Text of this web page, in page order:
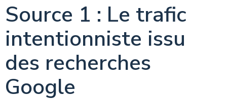
Source 1 : Le trafic
intentionniste issu
des recherches
Google